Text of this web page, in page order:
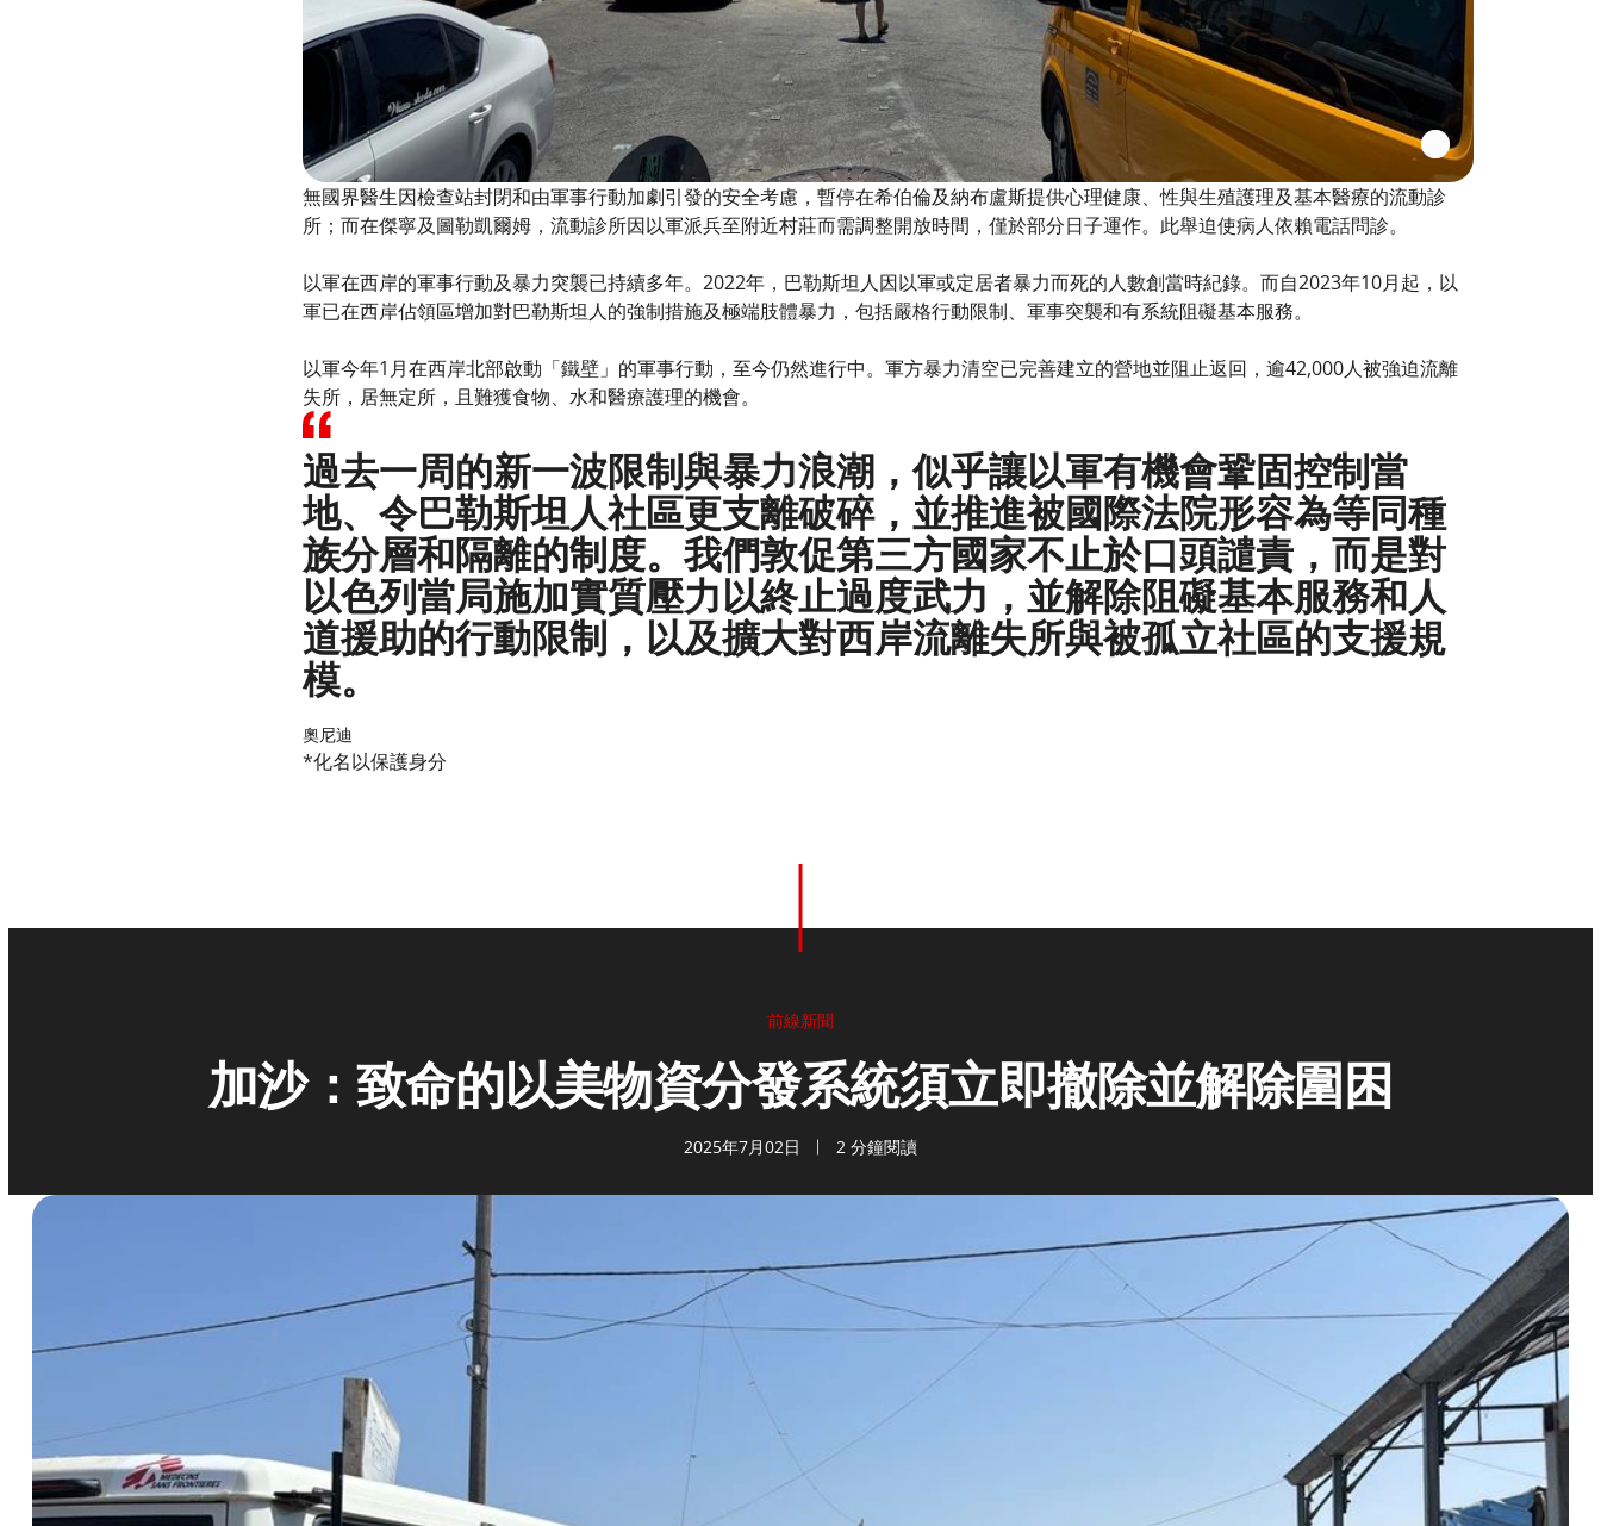
無國界醫生因檢查站封閉和由軍事行動加劇引發的安全考慮，暫停在希伯倫及納布盧斯提供心理健康、性與生殖護理及基本醫療的流動診
所；而在傑寧及圖勒凱爾姆，流動診所因以軍派兵至附近村莊而需調整開放時間，僅於部分日子運作。此舉迫使病人依賴電話問診。
以軍在西岸的軍事行動及暴力突襲已持續多年。2022年，巴勒斯坦人因以軍或定居者暴力而死的人數創當時紀錄。而自2023年10月起，以
軍已在西岸佔領區增加對巴勒斯坦人的強制措施及極端肢體暴力，包括嚴格行動限制、軍事突襲和有系統阻礙基本服務。
以軍今年1月在西岸北部啟動「鐵壁」的軍事行動，至今仍然進行中。軍方暴力清空已完善建立的營地並阻止返回，逾42,000人被強迫流離
失所，居無定所，且難獲食物、水和醫療護理的機會。
過去一周的新一波限制與暴力浪潮，似乎讓以軍有機會鞏固控制當
地、令巴勒斯坦人社區更支離破碎，並推進被國際法院形容為等同種
族分層和隔離的制度。我們敦促第三方國家不止於口頭譴責，而是對
以色列當局施加實質壓力以終止過度武力，並解除阻礙基本服務和人
道援助的行動限制，以及擴大對西岸流離失所與被孤立社區的支援規
模。
奧尼迪
*化名以保護身分
前線新聞
加沙：致命的以美物資分發系統須立即撤除並解除圍困
2025年7月02日 2 分鐘閱讀